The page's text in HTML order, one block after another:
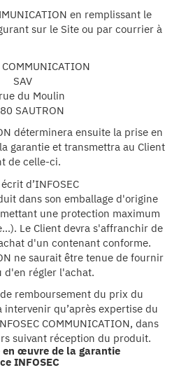
en remplissant le
sur le Site ou par courrier à
SAV
du Moulin
SAUTRON
déterminera ensuite la prise en
garantie et transmettra au Client
de celle-ci.
d’INFOSEC
dans son emballage d'origine
une protection maximum
Le Client devra s'affranchir de
d'un contenant conforme.
ne saurait être tenue de fournir
d'en régler l'achat.
remboursement du prix du
qu’après expertise du
COMMUNICATION, dans
suivant réception du produit.
œuvre de la garantie
INFOSEC